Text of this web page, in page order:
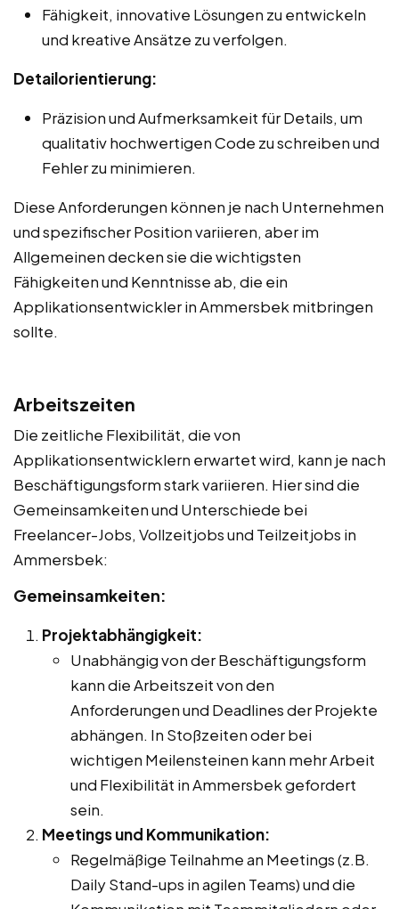
Fähigkeit, innovative Lösungen zu entwickeln
und kreative Ansätze zu verfolgen.
Detailorientierung:
Präzision und Aufmerksamkeit für Details, um
qualitativ hochwertigen Code zu schreiben und
Fehler zu minimieren.
Diese Anforderungen können je nach Unternehmen
und spezifischer Position variieren, aber im
Allgemeinen decken sie die wichtigsten
Fähigkeiten und Kenntnisse ab, die ein
Applikationsentwickler in Ammersbek mitbringen
sollte.
Arbeitszeiten
Die zeitliche Flexibilität, die von
Applikationsentwicklern erwartet wird, kann je nach
Beschäftigungsform stark variieren. Hier sind die
Gemeinsamkeiten und Unterschiede bei
Freelancer-Jobs, Vollzeitjobs und Teilzeitjobs in
Ammersbek:
Gemeinsamkeiten:
Projektabhängigkeit:
Unabhängig von der Beschäftigungsform
kann die Arbeitszeit von den
Anforderungen und Deadlines der Projekte
abhängen. In Stoßzeiten oder bei
wichtigen Meilensteinen kann mehr Arbeit
und Flexibilität in Ammersbek gefordert
sein.
Meetings und Kommunikation:
Regelmäßige Teilnahme an Meetings (z.B.
Daily Stand-ups in agilen Teams) und die